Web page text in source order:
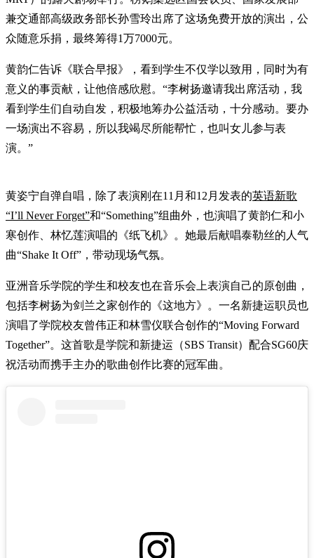
兼交通部高级政务部长孙雪玲出席了这场免费开放的演出，公
众随意乐捐，最终筹得1万7000元。
黄韵仁告诉《联合早报》，看到学生不仅学以致用，同时为有
意义的事贡献，让他倍感欣慰。“李树扬邀请我出席活动，我
看到学生们自动自发，积极地筹办公益活动，十分感动。要办
一场演出不容易，所以我竭尽所能帮忙，也叫女儿参与表
演。”
黄姿宁自弹自唱，除了表演刚在11月和12月发表的英语新歌
“I’ll Never Forget”和“Something”组曲外，也演唱了黄韵仁和小
寒创作、林忆莲演唱的《纸飞机》。她最后献唱泰勒丝的人气
曲“Shake It Off”，带动现场气氛。
亚洲音乐学院的学生和校友也在音乐会上表演自己的原创曲，
包括李树扬为剑兰之家创作的《这地方》。一名新捷运职员也
演唱了学院校友曾伟正和林雪仪联合创作的“Moving Forward
Together”。这首歌是学院和新捷运（SBS Transit）配合SG60庆
祝活动而携手主办的歌曲创作比赛的冠军曲。